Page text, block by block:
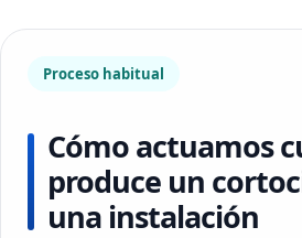
Proceso habitual
Cómo actuamos
produce un
una instalación